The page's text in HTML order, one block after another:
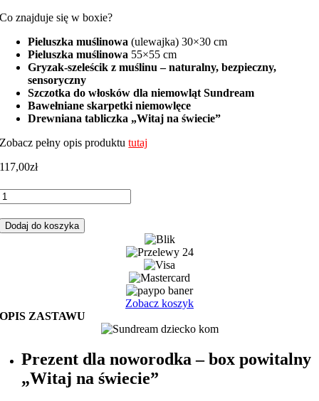
Co znajduje się w boxie?
Pieluszka muślinowa (ulewajka) 30×30 cm
Pieluszka muślinowa 55×55 cm
Gryzak-szeleścik z muślinu – naturalny, bezpieczny,
sensoryczny
Szczotka do włosków dla niemowląt Sundream
Bawełniane skarpetki niemowlęce
Drewniana tabliczka „Witaj na świecie”
Zobacz pełny opis produktututaj
117,00zł
Dodaj do koszyka
Zobacz koszyk
OPIS ZASTAWU
Prezent dla noworodka – box powitalny
„Witaj na świecie”